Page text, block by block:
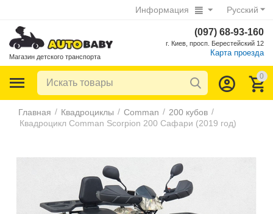
Русский
Информация
Магазин детского транспорта
(097) 68-93-160
г. Киев, просп. Берестейский 12
Карта проезда
0
Главная / Квадроциклы / Comman / 200 кубов /
Квадроцикл Comman Scorpion 200 Сафари (2019 год)